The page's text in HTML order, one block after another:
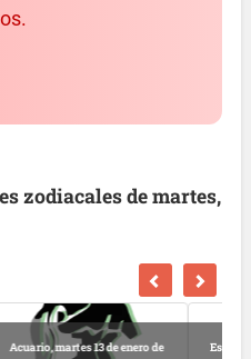
zodiacales de martes,